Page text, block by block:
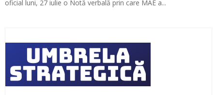
oficial luni, 27 iulie o Notă verbală prin care MAE a...